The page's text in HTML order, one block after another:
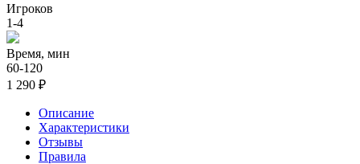
Игроков
1-4
Время, мин
60-120
1 290 ₽
Описание
Характеристики
Отзывы
Правила